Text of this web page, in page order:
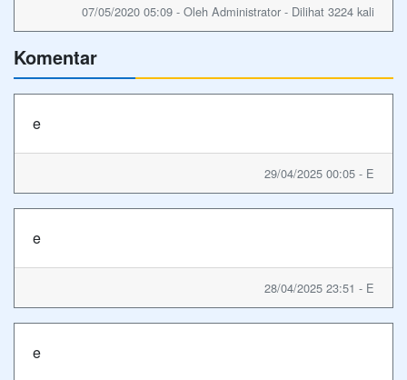
07/05/2020 05:09 - Oleh Administrator - Dilihat 3224 kali
Komentar
e
29/04/2025 00:05 - E
e
28/04/2025 23:51 - E
e